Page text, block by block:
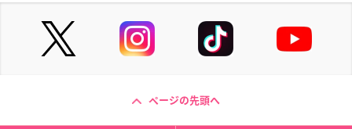
ページの先頭へ